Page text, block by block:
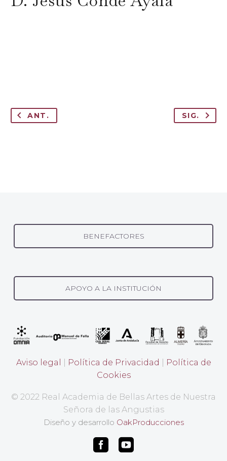
ANT. SIG.
BENEFACTORES
APOYO A LA INSTITUCIÓN
Aviso legal Política de Privacidad
Política de
Cookies
© 2022 Real Academia de Bellas Artes de Nuestra
Señora de las Angustias
Diseño y desarrollo OakProducciones